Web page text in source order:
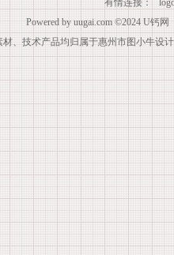
有情连接：
Powered by uugai.com ©2024 U钙网
、技术产品均归属于惠州市图小牛设